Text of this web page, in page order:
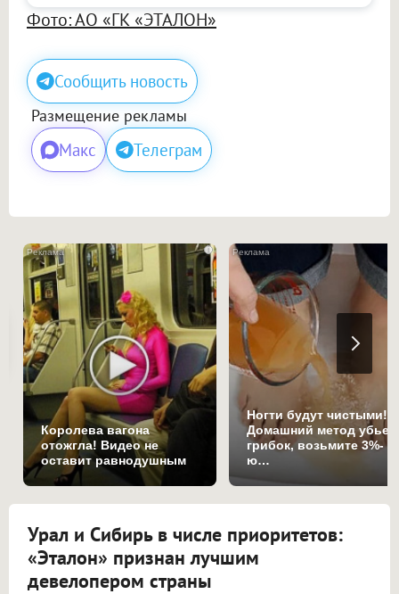
Фото: АО «ГК «ЭТАЛОН»
Сообщить новость
Размещение рекламы
Макс Телеграм
i
Королева вагона
отожгла! Видео не
оставит равнодушным
Ногти будут чистыми!
Домашний метод убьет
грибок, возьмите 3%-
ю…
Урал и Сибирь в числе приоритетов:
«Эталон» признан лучшим
девелопером страны